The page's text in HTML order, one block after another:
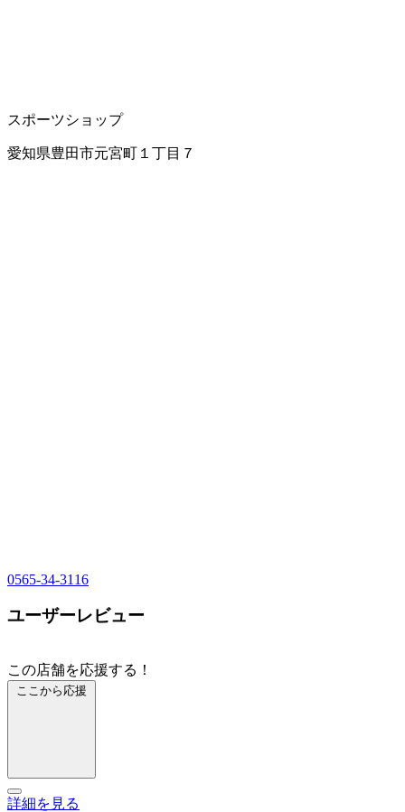
スポーツショップ
愛知県豊田市元宮町１丁目７
0565-34-3116
ユーザーレビュー
この店舗を応援する！
ここから応援
詳細を見る